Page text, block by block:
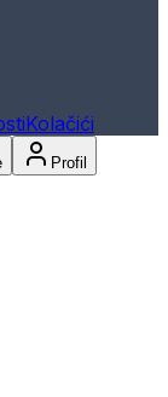
Kolačići
Profil